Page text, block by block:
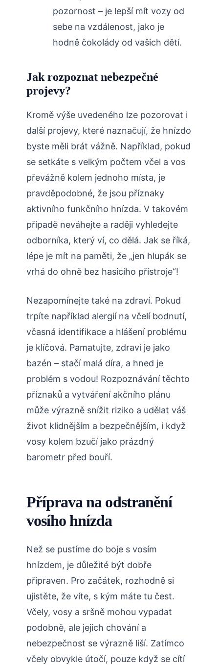
pozornost – je lepší mít vozy od
sebe na vzdálenost, jako je
hodně čokolády od vašich dětí.
Jak rozpoznat nebezpečné
projevy?
Kromě výše uvedeného lze pozorovat i
další projevy, které naznačují, že hnízdo
byste měli brát vážně. Například, pokud
se setkáte s velkým počtem včel a vos
převážně ‌kolem jednoho místa, je
pravděpodobné, že jsou příznaky
aktivního funkčního hnízda. V takovém
případě neváhejte a raději vyhledejte​
odborníka, který⁤ ví, co dělá. Jak se ⁣říká,
lépe je mít na paměti, že „jen hlupák se
vrhá do ohně bez hasicího přístroje“!
Nezapomínejte také ‍na zdraví. Pokud
trpíte například alergií‌ na včelí bodnutí,
včasná identifikace a hlášení problému
je‌ klíčová. Pamatujte, zdraví ​je jako
bazén – stačí malá ⁣díra, a hned⁣ je
problém s vodou! Rozpoznávání ‌těchto
příznaků a vytváření akčního plánu
může výrazně snížit riziko a udělat váš
život klidnějším a bezpečnějším, i ⁤když
‌vosy ‍kolem bzučí jako prázdný
barometr před bouří.
Příprava na odstranění
vosího hnízda
Než se pustíme do boje s vosím
hnízdem, je důležité ⁢být dobře
připraven. Pro začátek, rozhodně si
ujistěte, že víte, s kým máte tu čest.
Včely, vosy a sršně mohou ⁤vypadat
podobně, ale jejich​ chování a
nebezpečnost se výrazně liší. Zatímco
včely obvykle ‍útočí, pouze ⁤když se cítí⁤